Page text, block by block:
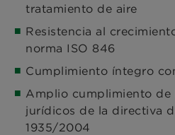
tratamiento de aire
Resistencia al
norma ISO 846
Cumplimiento íntegro
Amplio cumplimiento de
jurídicos de la directiva
1935/2004